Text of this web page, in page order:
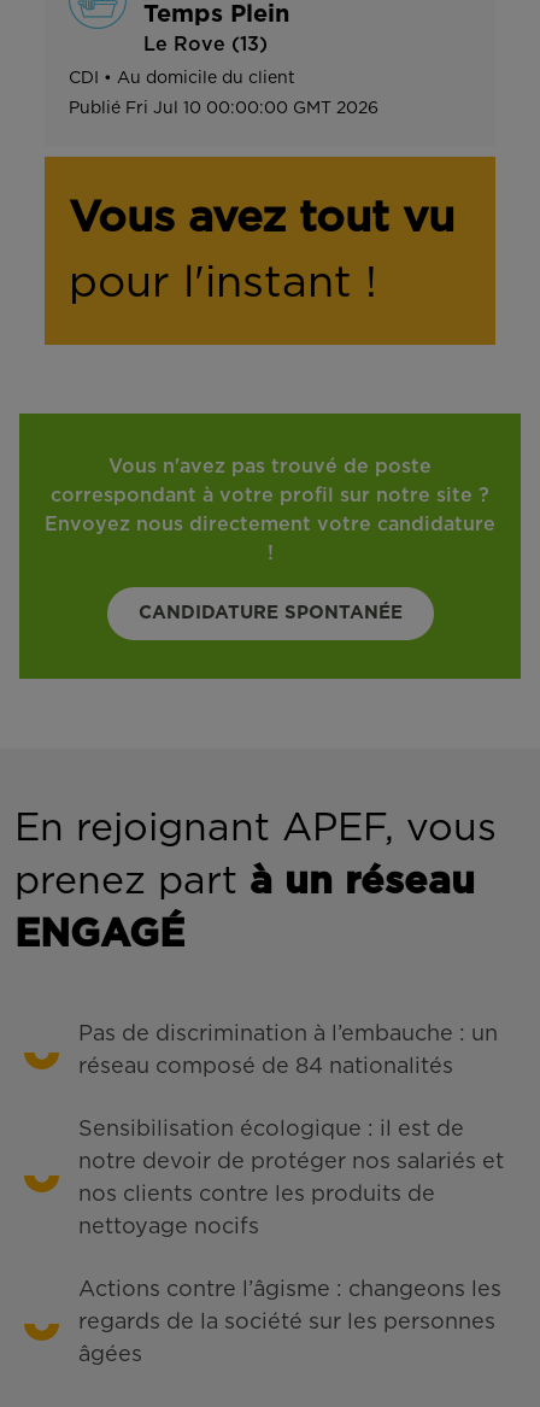
Temps Plein
Le Rove (13)
CDI • Au domicile du client
Publié Fri Jul 10 00:00:00 GMT 2026
Vous avez tout vu
pour l'instant !
Vous n'avez pas trouvé de poste
correspondant à votre profil sur notre site ?
Envoyez nous directement votre candidature
!
CANDIDATURE SPONTANÉE
En rejoignant APEF, vous
prenez part à un réseau
ENGAGÉ
Pas de discrimination à l’embauche : un
réseau composé de 84 nationalités
Sensibilisation écologique : il est de
notre devoir de protéger nos salariés et
nos clients contre les produits de
nettoyage nocifs
Actions contre l’âgisme : changeons les
regards de la société sur les personnes
âgées